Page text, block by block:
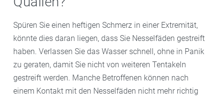
Spüren Sie einen heftigen Schmerz in einer Extremität,
könnte dies daran liegen, dass Sie Nesselfäden gestreift
haben. Verlassen Sie das Wasser schnell, ohne in Panik
zu geraten, damit Sie nicht von weiteren Tentakeln
gestreift werden. Manche Betroffenen können nach
einem Kontakt mit den Nesselfäden nicht mehr richtig